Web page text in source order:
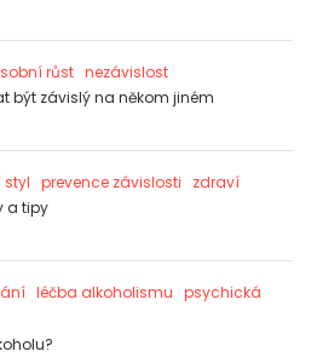
růst nezávislost
být závislý na někom jiném
styl prevence závislosti
zdraví
a tipy
léčba alkoholismu psychická